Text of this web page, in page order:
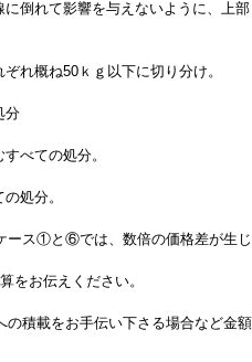
れて影響を与えないように、上部
概ね50ｋｇ以下に切り分け。
ての処分。
処分。
では、数倍の価格差が生じ
ください。
手伝い下さる場合など金額